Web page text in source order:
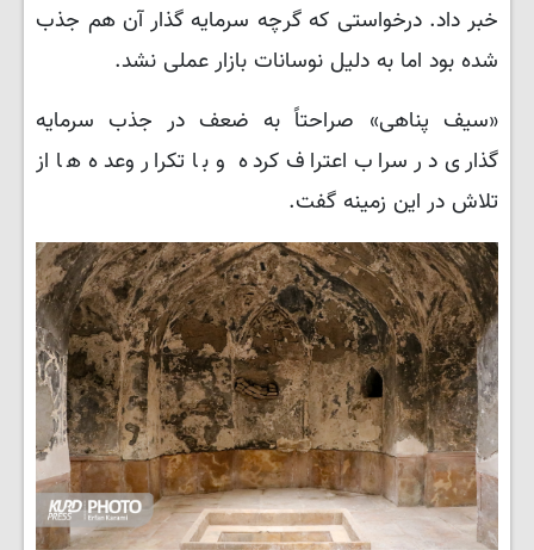
خبر داد. درخواستی که گرچه سرمایه گذار آن هم جذب
شده بود اما به دلیل نوسانات بازار عملی نشد.
«سیف پناهی» صراحتاً به ضعف در جذب سرمایه
گذاری در سراب اعتراف کرده و با تکرار وعده ها از
تلاش در این زمینه گفت.